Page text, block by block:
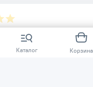
Каталог Корзина
нет.
товаре, который